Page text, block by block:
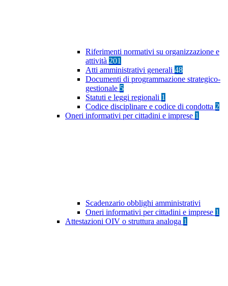
Riferimenti normativi su organizzazione e
attività 201
Atti amministrativi generali 48
Documenti di programmazione strategico-
gestionale 5
Statuti e leggi regionali 1
Codice disciplinare e codice di condotta 2
Oneri informativi per cittadini e imprese 1
Scadenzario obblighi amministrativi
Oneri informativi per cittadini e imprese 1
Attestazioni OIV o struttura analoga 1